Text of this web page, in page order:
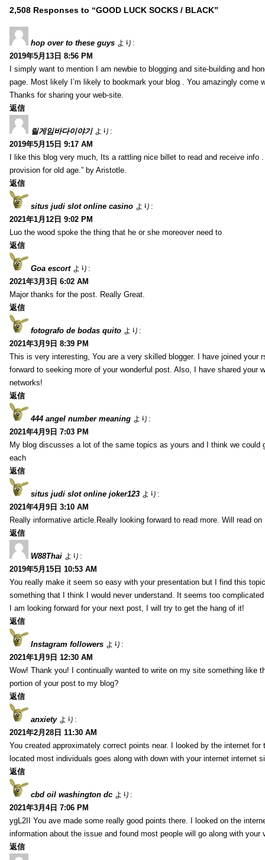
2,508 Responses to “GOOD LUCK SOCKS / BLACK”
hop over to these guys より:
2019年5月13日 8:56 PM
I simply want to mention I am newbie to blogging and site-building and
page. Most likely I’m likely to bookmark your blog . You amazingly come
Thanks for sharing your web-site.
返信
릴게임바다이야기 より:
2019年5月15日 9:17 AM
I like this blog very much, Its a rattling nice billet to read and receive info
provision for old age.” by Aristotle.
返信
situs judi slot online casino より:
2021年1月12日 9:02 PM
Luo the wood spoke the thing that he or she moreover need to
返信
Goa escort より:
2021年3月3日 6:02 AM
Major thanks for the post. Really Great.
返信
fotografo de bodas quito より:
2021年3月9日 8:39 PM
This is very interesting, You are a very skilled blogger. I have joined your
forward to seeking more of your wonderful post. Also, I have shared your
networks!
返信
444 angel number meaning より:
2021年4月9日 7:03 PM
My blog discusses a lot of the same topics as yours and I think we could
each
返信
situs judi slot online joker123 より:
2021年4月9日 3:10 AM
Really informative article.Really looking forward to read more. Will read on
返信
W88Thai より:
2019年5月15日 10:53 AM
You really make it seem so easy with your presentation but I find this
something that I think I would never understand. It seems too
I am looking forward for your next post, I will try to get the hang of it!
返信
Instagram followers より:
2021年1月9日 12:30 AM
Wow! Thank you! I continually wanted to write on my site something like
portion of your post to my blog?
返信
anxiety より:
2021年2月28日 11:30 AM
You created approximately correct points near. I looked by the internet for
located most individuals goes along with down with your internet internet
返信
cbd oil washington dc より:
2021年3月4日 7:06 PM
ygL2II You ave made some really good points there. I looked on the
information about the issue and found most people will go along with your
返信